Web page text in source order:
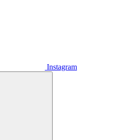
Instagram